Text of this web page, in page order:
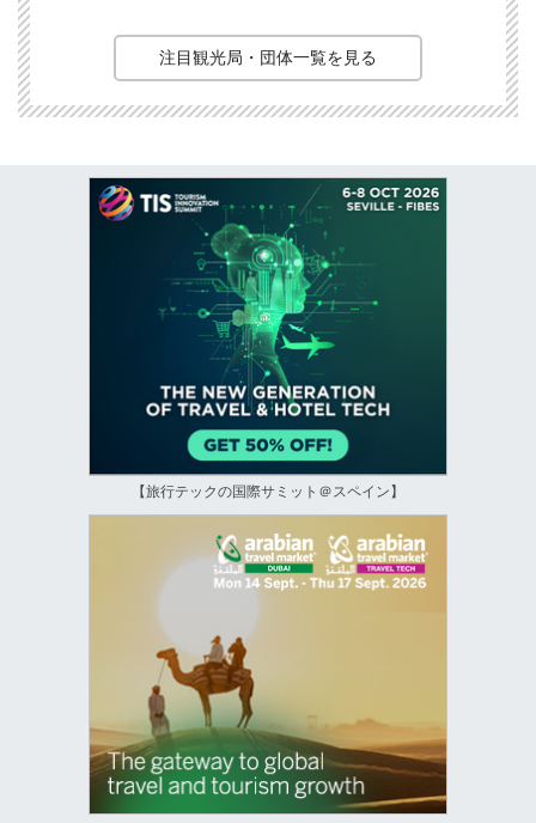
注目観光局・団体一覧を見る
【旅行テックの国際サミット＠スペイン】